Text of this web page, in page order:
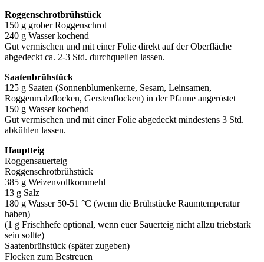
Roggenschrotbrühstück
150 g grober Roggenschrot
240 g Wasser kochend
Gut vermischen und mit einer Folie direkt auf der Oberfläche
abgedeckt ca. 2-3 Std. durchquellen lassen.
Saatenbrühstück
125 g Saaten (Sonnenblumenkerne, Sesam, Leinsamen,
Roggenmalzflocken, Gerstenflocken) in der Pfanne angeröstet
150 g Wasser kochend
Gut vermischen und mit einer Folie abgedeckt mindestens 3 Std.
abkühlen lassen.
Hauptteig
Roggensauerteig
Roggenschrotbrühstück
385 g Weizenvollkornmehl
13 g Salz
180 g Wasser 50-51 °C (wenn die Brühstücke Raumtemperatur
haben)
(1 g Frischhefe optional, wenn euer Sauerteig nicht allzu triebstark
sein sollte)
Saatenbrühstück (später zugeben)
Flocken zum Bestreuen